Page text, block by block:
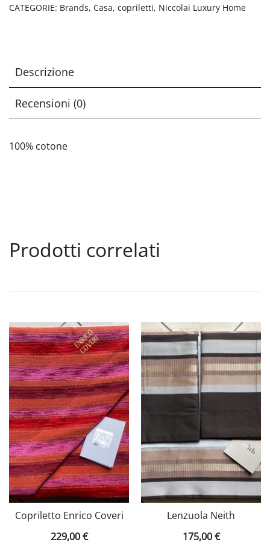
CATEGORIE: Brands, Casa, copriletti, Niccolai Luxury Home
Descrizione
Recensioni (0)
100% cotone
Prodotti correlati
Copriletto Enrico Coveri
229,00€
Lenzuola Neith
175,00€